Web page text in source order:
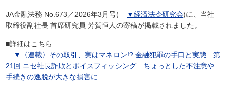
JA金融法務 No.673／2026年3月号( ▼経済法令研究会)に、当社
取締役副社長 首席研究員 芳賀恒人の寄稿が掲載されました。
■詳細はこちら
▼〈連載〉その取引、実はマネロン!? 金融犯罪の手口と実態 第
21回 ニセ社長詐欺とボイスフィッシング ちょっとした不注意や
手続きの逸脱が大きな損害に…